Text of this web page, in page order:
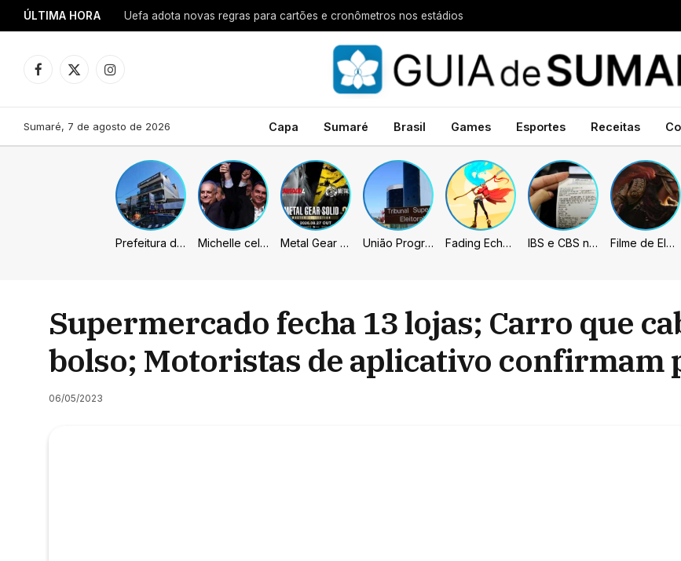
ÚLTIMA HORA Uefa adota novas regras para cartões e cronômetros nos estádios
Facebook
X
Instagram
Sumaré, 7 de agosto de 2026 Capa Sumaré Brasil Games Esportes Receitas
Prefeitura de Sumaré inaugura nova subsede da GCM na Área Cura Michelle celebra vice de Flávio: “Que chapa possa ser vitoriosa” Metal Gear Solid: Master Collection 2 terá legendas e menus em portugues União Progressista e PL terão mais tempo de propaganda eleitoral Fading Echo – Review IBS e CBS necessitarão constar nas notas fiscais com início desta 2ª. Entenda Filme de Elden Ring tem gravações concluídas, mas ainda fica longe do lançamento
Supermercado fecha 13 lojas; Carro que
bolso; Motoristas de aplicativo confirmam
06/05/2023